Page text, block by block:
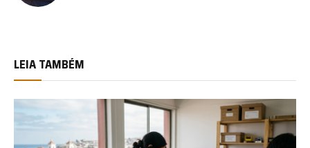
LEIA TAMBÉM